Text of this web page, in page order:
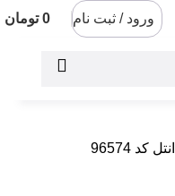
ورود / ثبت نام 0 تومان